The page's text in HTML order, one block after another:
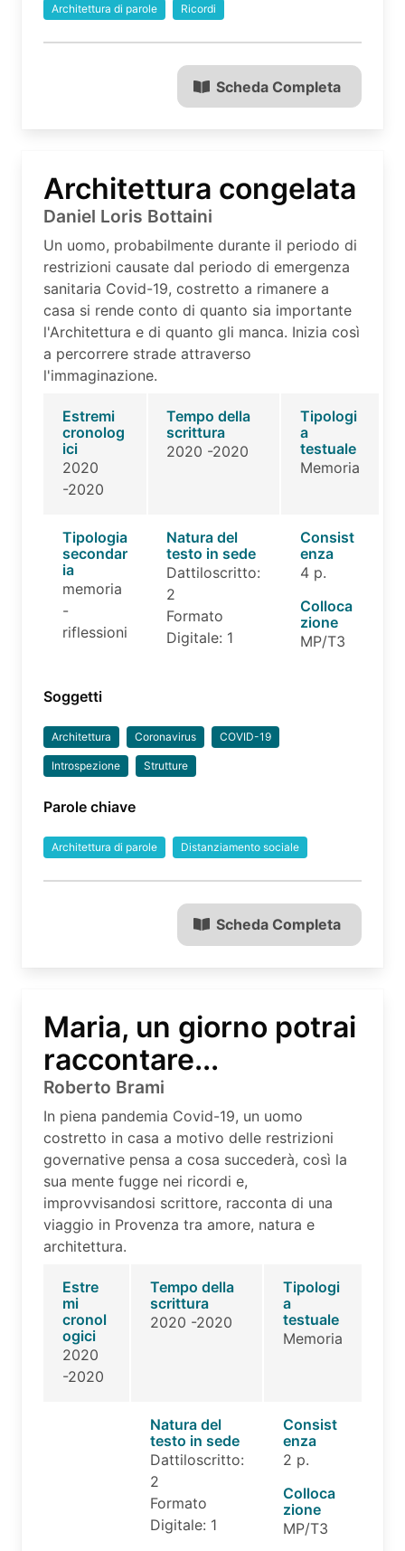
Architettura di parole Ricordi
Scheda Completa
Architettura congelata
Daniel Loris Bottaini
Un uomo, probabilmente durante il periodo di
restrizioni causate dal periodo di emergenza
sanitaria Covid-19, costretto a rimanere a
casa si rende conto di quanto sia importante
l'Architettura e di quanto gli manca. Inizia così
a percorrere strade attraverso
l'immaginazione.
Estremi
cronolog
ici
2020
-2020
Tempo della
scrittura
2020 -2020
Tipologi
a
testuale
Memoria
Tipologia
secondar
ia
memoria
-
riflessioni
Natura del
testo in sede
Dattiloscritto:
2
Formato
Digitale: 1
Consist
enza
4 p.
Colloca
zione
MP/T3
Soggetti
Architettura Coronavirus COVID-19
Introspezione Strutture
Parole chiave
Architettura di parole Distanziamento sociale
Scheda Completa
Maria, un giorno potrai
raccontare...
Roberto Brami
In piena pandemia Covid-19, un uomo
costretto in casa a motivo delle restrizioni
governative pensa a cosa succederà, così la
sua mente fugge nei ricordi e,
improvvisandosi scrittore, racconta di una
viaggio in Provenza tra amore, natura e
architettura.
Estre
mi
cronol
ogici
2020
-2020
Tempo della
scrittura
2020 -2020
Tipologi
a
testuale
Memoria
Natura del
testo in sede
Dattiloscritto:
2
Formato
Digitale: 1
Consist
enza
2 p.
Colloca
zione
MP/T3